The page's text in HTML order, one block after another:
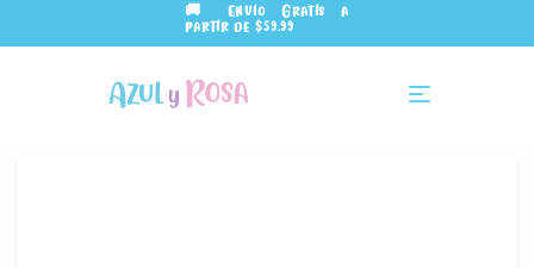
🚚 Envío Gratis a
partir de $59.99